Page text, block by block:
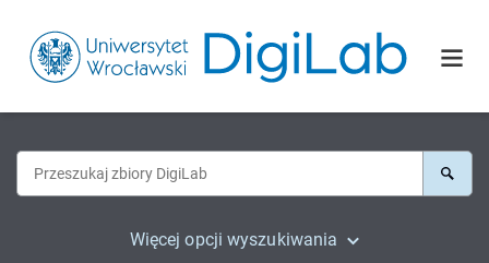
Więcej opcji wyszukiwania